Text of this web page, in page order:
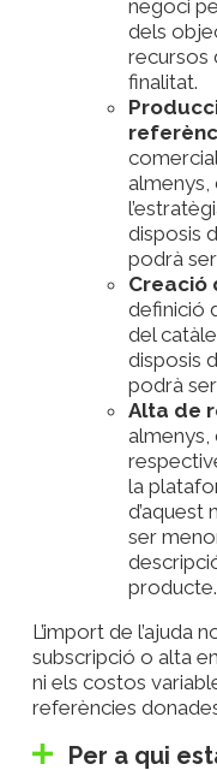
negoci
dels
recursos
finalitat.
almenys,
disposis
podrà
Creació
definició
del
disposis
podrà
Alta de
almenys,
la
d’aquest
ser
producte.
L’import de l’ajuda
subscripció o alta
ni els costos
referències
Per a qui